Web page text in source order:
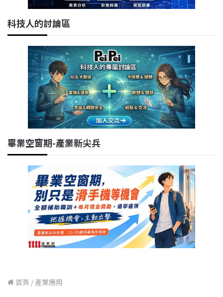
科技人的討論區
畢業空窗期-產業新尖兵